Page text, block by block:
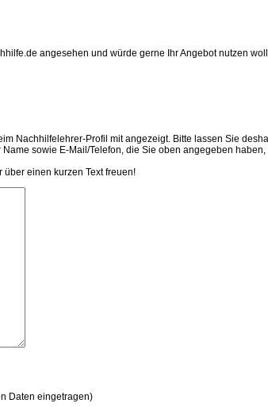
angesehen und würde gerne Ihr Angebot nutzen
Nachhilfelehrer-Profil mit angezeigt. Bitte lassen Sie
sowie E-Mail/Telefon, die Sie oben angegeben
einen kurzen Text freuen!
Daten eingetragen)